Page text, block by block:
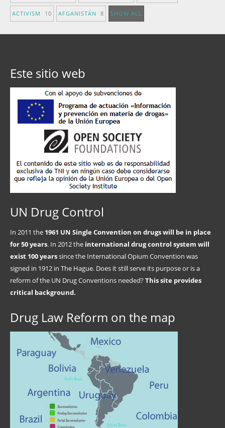
ACTIVISM 10 AFGANISTÁN 8 SHOW ALL
Este sitio web
UN Drug Control
In 2011 the 1961 UN Single Convention on drugs will be in place
for 50 years. In 2012 the international drug control system will
exist 100 yearssince the International Opium Convention was
signed in 1912 in The Hague. Does it still serve its purpose or is a
reform of the UN Drug Conventions needed?This site provides
critical background.
Drug Law Reform on the map